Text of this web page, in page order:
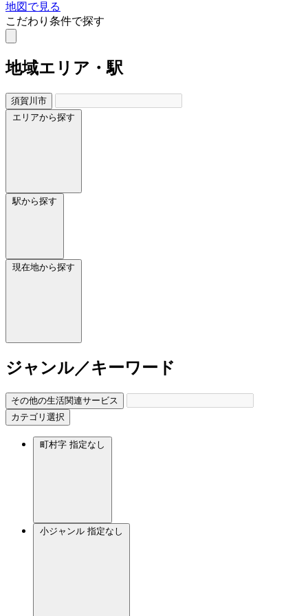
地図で見る
こだわり条件で探す
地域エリア・駅
須賀川市
エリアから探す
駅から探す
現在地から探す
ジャンル／キーワード
その他の生活関連サービス
カテゴリ選択
町村字 指定なし
小ジャンル 指定なし